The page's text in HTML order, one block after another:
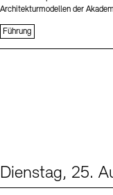
Architekturmodellen der
Führung
Dienstag, 25.